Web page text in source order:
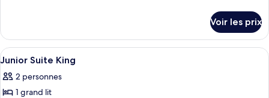
chambre :
Premium
King
Twin
le
type
de
Premium
King
Voir les prix
Afficher
toutes
les
photos
Une chambre d’hôtel comprenant
7
Junior Suite King
2 personnes
1 grand lit